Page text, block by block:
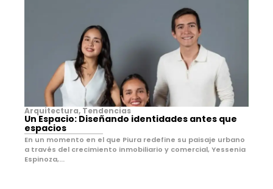
Arquitectura, Tendencias
Un Espacio: Diseñando identidades antes que
espacios
En un momento en el que Piura redefine su paisaje urbano
a través del crecimiento inmobiliario y comercial, Yessenia
Espinoza,...